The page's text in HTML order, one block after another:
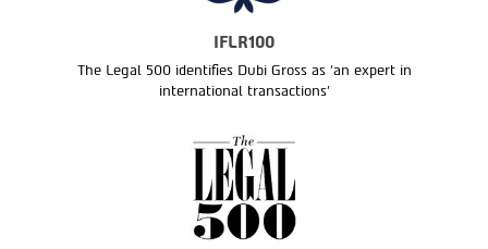
IFLR100
The Legal 500 identifies Dubi Gross as 'an expert in
international transactions'